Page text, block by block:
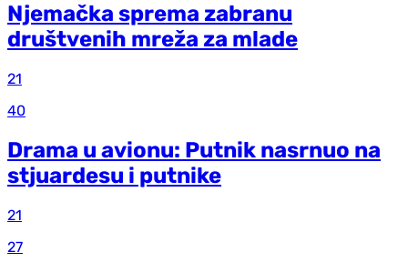
Njemačka sprema zabranu
društvenih mreža za mlade
21
40
Drama u avionu: Putnik nasrnuo na
stjuardesu i putnike
21
27